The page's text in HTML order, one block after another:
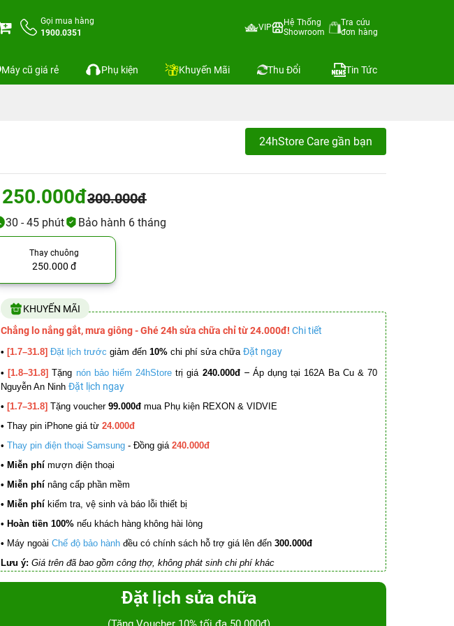
Gọi mua hàng
1900.0351
VIP
Hệ Thống
Showroom
Tra cứu
đơn hàng
Máy cũ giá rẻ Phụ kiện Khuyến Mãi Thu Đổi Tin Tức
24hStore Care gần bạn
250.000đ300.000đ
30 - 45 phút Bảo hành 6 tháng
Thay chuông
250.000 đ
KHUYẾN MÃI
Chẳng lo nắng gắt, mưa giông - Ghé 24h sửa chữa chỉ từ 24.000đ! Chi tiết
• [1.7–31.8] Đặt lịch trước giảm đến 10% chi phí sửa chữa Đặt ngay
• [1.8–31.8] Tặng nón bảo hiểm 24hStore trị giá 240.000đ – Áp dụng tại 162A Ba Cu & 70
Nguyễn An Ninh Đặt lịch ngay
• [1.7–31.8] Tặng voucher 99.000đ mua Phụ kiện REXON & VIDVIE
• Thay pin iPhone giá từ 24.000đ
• Thay pin điện thoại Samsung - Đồng giá 240.000đ
• Miễn phí mượn điện thoại
• Miễn phí nâng cấp phần mềm
• Miễn phí kiểm tra, vệ sinh và báo lỗi thiết bị
• Hoàn tiền 100% nếu khách hàng không hài lòng
• Máy ngoài Chế độ bảo hành đều có chính sách hỗ trợ giá lên đến 300.000đ
Lưu ý: Giá trên đã bao gồm công thợ, không phát sinh chi phí khác
Đặt lịch sửa chữa